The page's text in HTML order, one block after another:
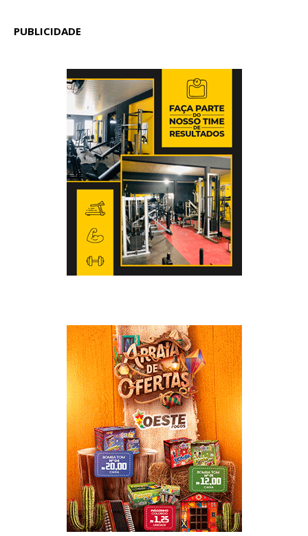
PUBLICIDADE